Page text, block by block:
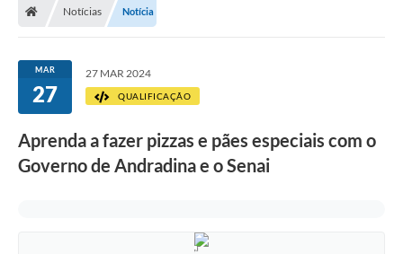
Notícias Notícia
MAR
27
27 MAR 2024
QUALIFICAÇÃO
Aprenda a fazer pizzas e pães especiais com o
Governo de Andradina e o Senai